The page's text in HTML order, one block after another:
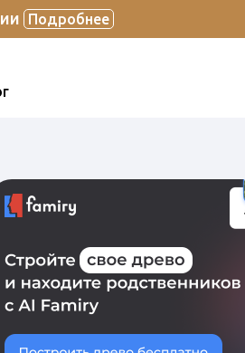
Подробнее